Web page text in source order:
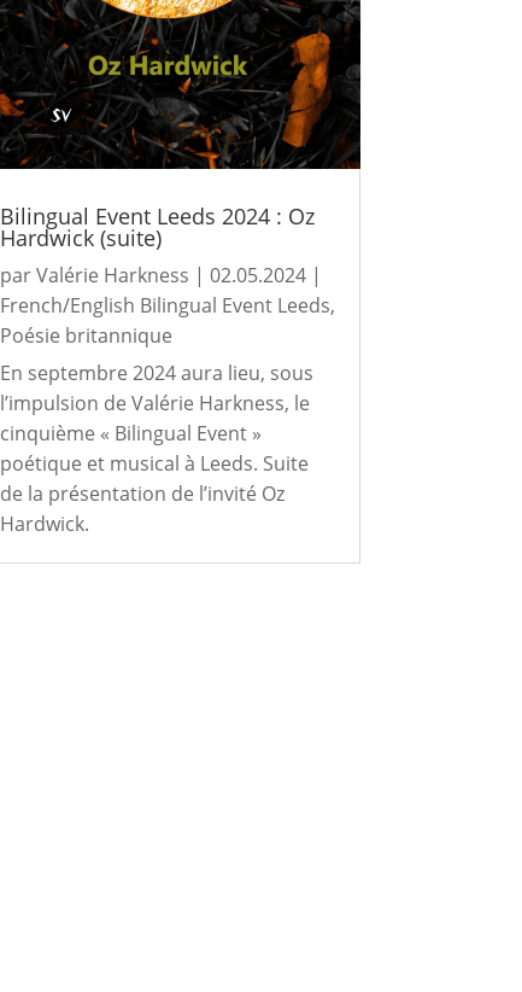
Bilingual Event Leeds 2024 : Oz
Hardwick (suite)
parValérie Harkness | 02.05.2024|
French/English Bilingual Event Leeds,
Poésie britannique
En septembre 2024 aura lieu, sous
l’impulsion de Valérie Harkness, le
cinquième « Bilingual Event »
poétique et musical à Leeds. Suite
de la présentation de l’invité Oz
Hardwick.